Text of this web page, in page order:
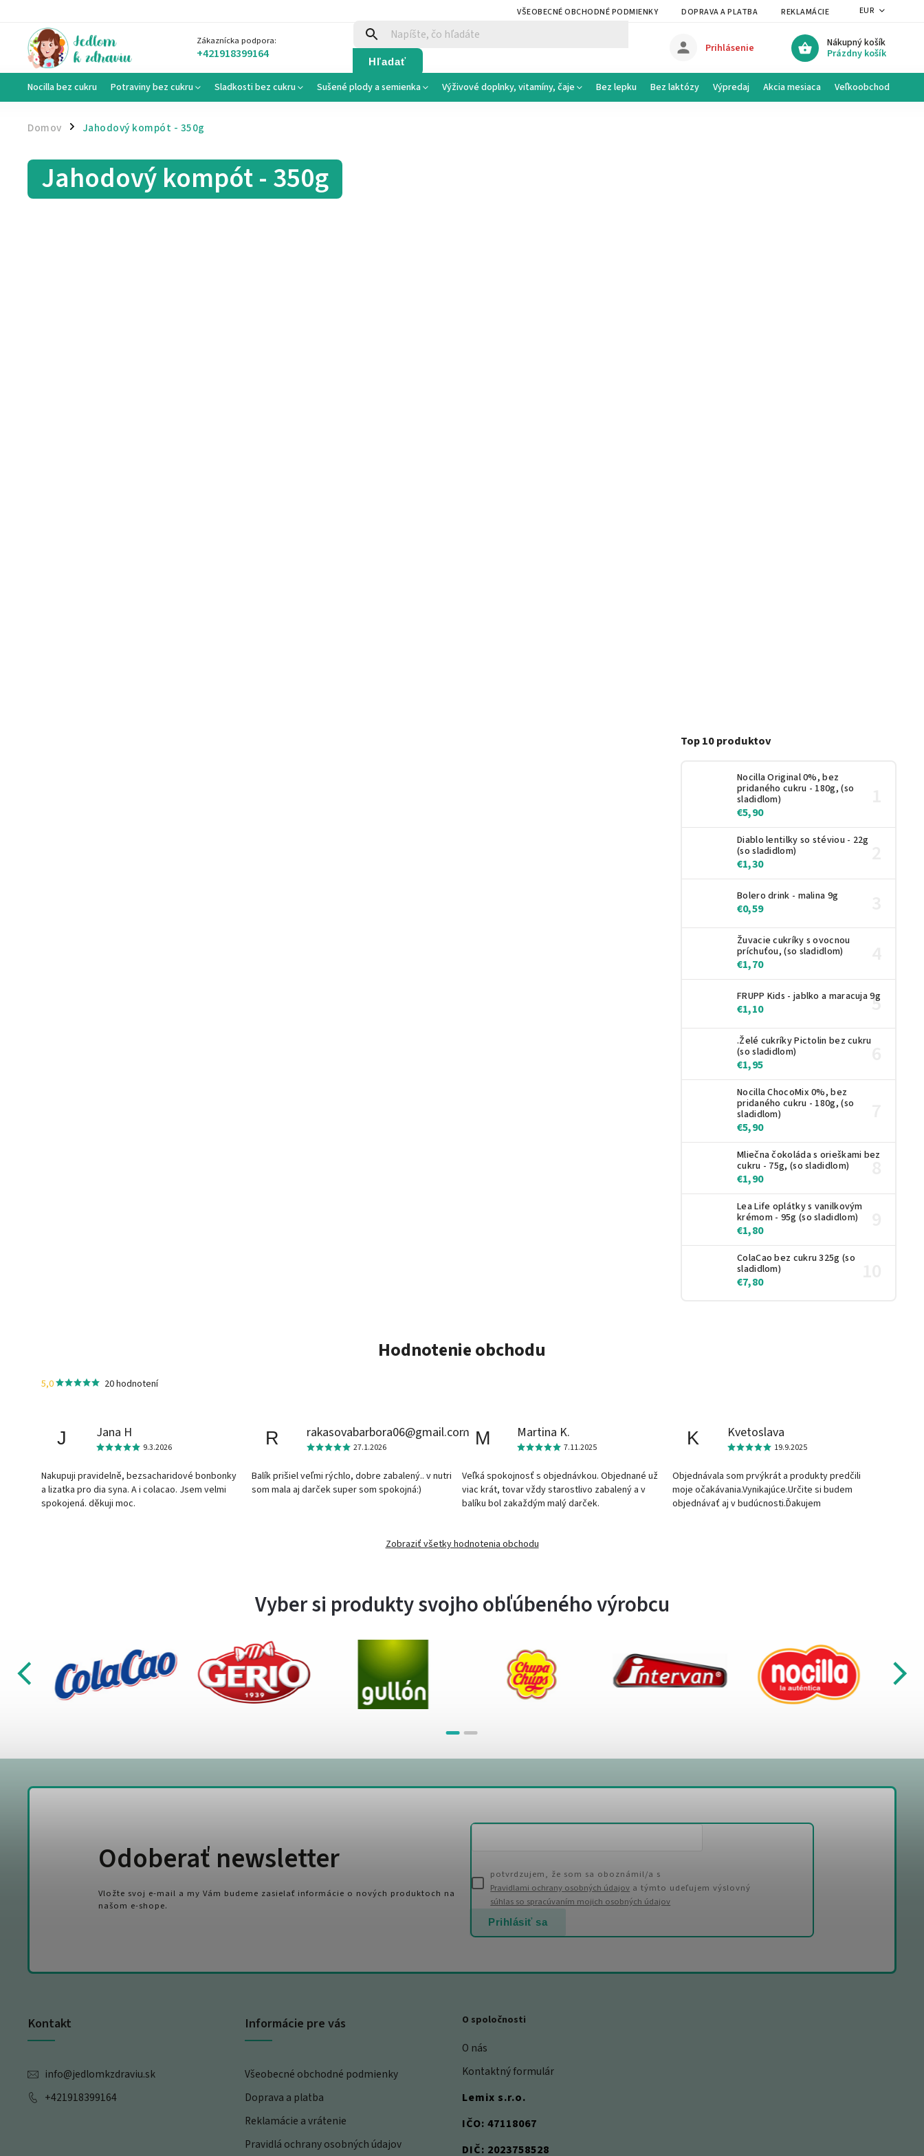
VŠEOBECNÉ OBCHODNÉ PODMIENKY DOPRAVA A PLATBA REKLAMÁCIE A VRÁTENIE
EUR
Zákaznícka podpora:
+421918399164 Hľadať
Nákupný košík
Prázdny košík
Prihlásenie
Nocilla bez cukru Potraviny bez cukru Sladkosti bez cukru Sušené plody a semienka Výživové doplnky, vitamíny, čaje Bez lepku Bez laktózy Výpredaj Akcia mesiaca Veľkoobchod
Domov / Jahodový kompót - 350g
Top 10 produktov
Nocilla Original 0%, bez
pridaného cukru - 180g, (so
sladidlom)
€5,90
Diablo lentilky so stéviou - 22g
(so sladidlom)
€1,30
Bolero drink - malina 9g
€0,59
Žuvacie cukríky s ovocnou
príchuťou, (so sladidlom)
€1,70
FRUPP Kids - jablko a maracuja 9g
€1,10
.Želé cukríky Pictolin bez cukru
(so sladidlom)
€1,95
Nocilla ChocoMix 0%, bez
pridaného cukru - 180g, (so
sladidlom)
€5,90
Mliečna čokoláda s orieškami bez
cukru - 75g, (so sladidlom)
€1,90
Lea Life oplátky s vanilkovým
krémom - 95g (so sladidlom)
€1,80
ColaCao bez cukru 325g (so
sladidlom)
€7,80
Jahodový kompót - 350g
Hodnotenie obchodu
5,0 20 hodnotení
J Jana H
9.3.2026
Nakupuji pravidelně, bezsacharidové bonbonky
a lizatka pro dia syna. A i colacao. Jsem velmi
spokojená. děkuji moc.
R rakasovabarbora06@gmail.com
27.1.2026
Balík prišiel veľmi rýchlo, dobre zabalený.. v nutri
som mala aj darček super som spokojná:)
M Martina K.
7.11.2025
Veľká spokojnosť s objednávkou. Objednané už
viac krát, tovar vždy starostlivo zabalený a v
balíku bol zakaždým malý darček.
K Kvetoslava
19.9.2025
Objednávala som prvýkrát a produkty predčili
moje očakávania.Vynikajúce.Určite si budem
objednávať aj v budúcnosti.Ďakujem
Zobraziť všetky hodnotenia obchodu
Vyber si produkty svojho obľúbeného výrobcu
Kontakt
info@jedlomkzdraviu.sk
+421918399164
Informácie pre vás
Všeobecné obchodné podmienky
Doprava a platba
Reklamácie a vrátenie
Pravidlá ochrany osobných údajov
O spoločnosti
O nás
Kontaktný formulár
Lemix s.r.o.
IČO: 47118067
DIČ: 2023758528
Odoberať newsletter
Vložte svoj e-mail a my Vám budeme zasielať informácie o nových produktoch na
našom e-shope.
potvrdzujem, že som sa oboznámil/a s
Pravidlami ochrany osobných údajov a týmto udeľujem výslovný
súhlas so spracúvaním mojich osobných údajov
Prihlásiť sa